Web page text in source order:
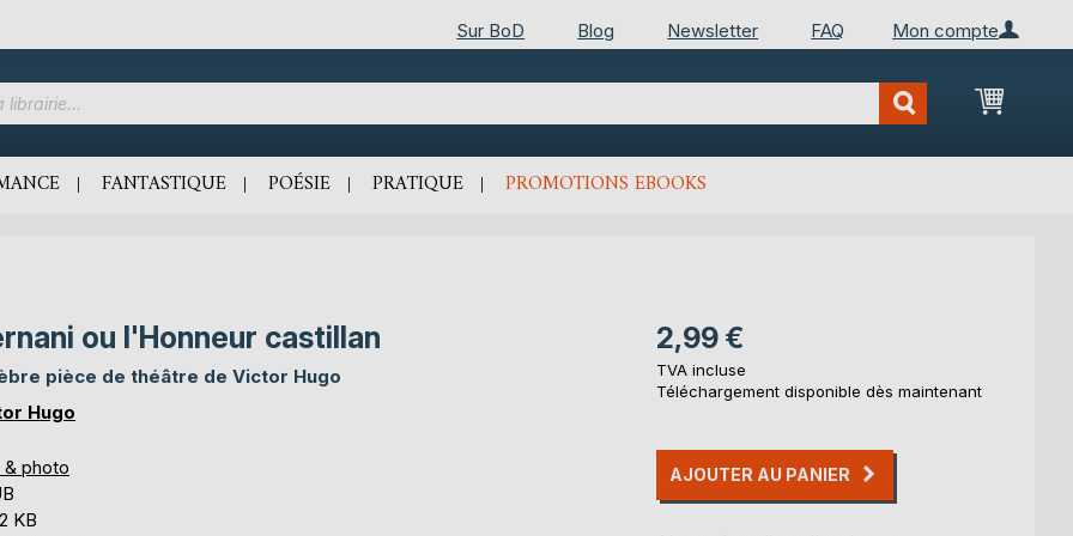
Mon compte
Sur BoD Blog Newsletter FAQ
Mon
FANTASTIQUE POÉSIE PRATIQUE PROMOTIONS EBOOKS
ou l'Honneur castillan
pièce de théâtre de Victor Hugo
Hugo
& photo
KB
2,99 €
TVA incluse
Téléchargement disponible dès maintenant
AJOUTER AU PANIER